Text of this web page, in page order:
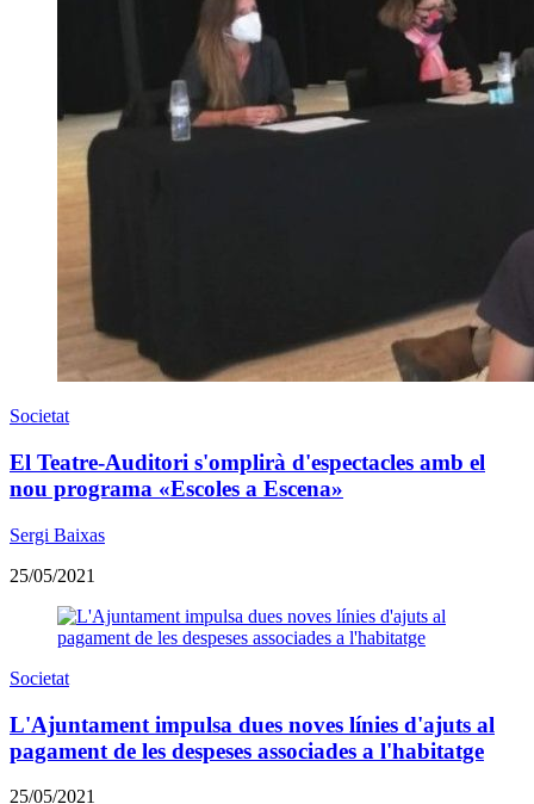
Societat
El Teatre-Auditori s'omplirà d'espectacles amb el
nou programa «Escoles a Escena»
Sergi Baixas
25/05/2021
Societat
L'Ajuntament impulsa dues noves línies d'ajuts al
pagament de les despeses associades a l'habitatge
25/05/2021